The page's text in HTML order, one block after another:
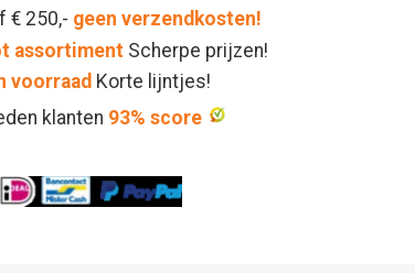
€ 250,- geen verzendkosten!
assortiment Scherpe prijzen!
voorraad Korte lijntjes!
klanten 93% score